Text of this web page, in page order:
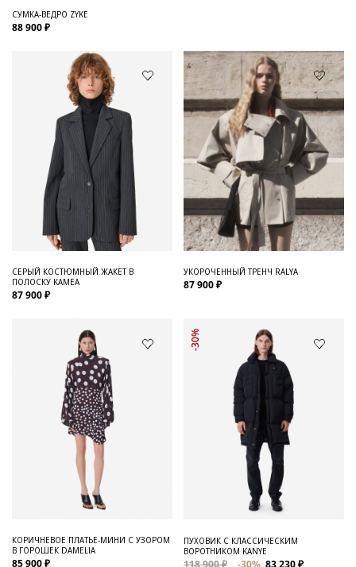
СУМКА-ВЕДРО ZYKE
88 900 ₽
СЕРЫЙ КОСТЮМНЫЙ ЖАКЕТ В
ПОЛОСКУ KAMEA
87 900 ₽
УКОРОЧЕННЫЙ ТРЕНЧ RALYA
87 900 ₽
КОРИЧНЕВОЕ ПЛАТЬЕ-МИНИ С УЗОРОМ
В ГОРОШЕК DAMELIA
85 900 ₽
-30%
ПУХОВИК С КЛАССИЧЕСКИМ
ВОРОТНИКОМ KANYE
118 900 ₽ -30% 83 230 ₽